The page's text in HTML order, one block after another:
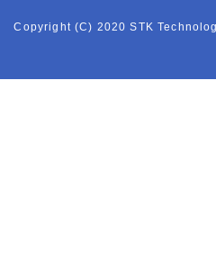
Copyright (C) 2020 STK